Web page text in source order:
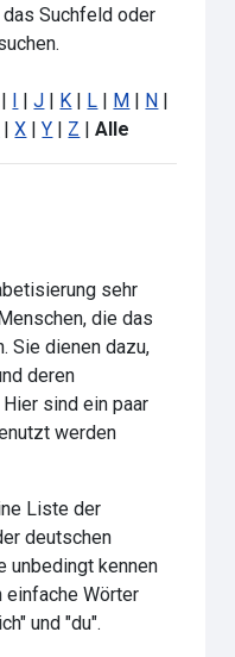
Suchfeld oder
| I |J | K | L | M | N |
|X |Y | Z |Alle
sehr
die das
Sie dienen dazu,
deren
sind ein paar
werden
Liste der
deutschen
unbedingt kennen
einfache Wörter
und "du".